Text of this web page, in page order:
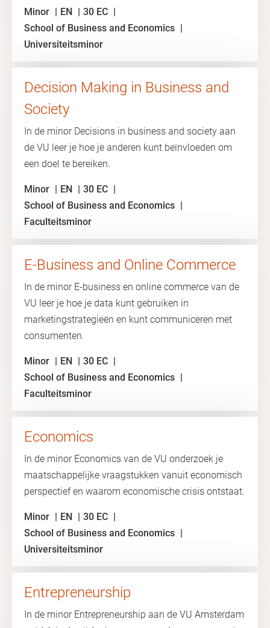
Minor EN
30 EC
School of Business and Economics
Universiteitsminor
Decision Making in Business and
Society
In de minor Decisions in business and society aan
de VU leer je hoe je anderen kunt beïnvloeden om
een ​​doel te bereiken.
Minor EN
30 EC
School of Business and Economics
Faculteitsminor
E-Business and Online Commerce
In de minor E-business en online commerce van de
VU leer je hoe je data kunt gebruiken in
marketingstrategieën en kunt communiceren met
consumenten.
Minor EN
30 EC
School of Business and Economics
Faculteitsminor
Economics
In de minor Economics van de VU onderzoek je
maatschappelijke vraagstukken vanuit economisch
perspectief en waarom economische crisis ontstaat.
Minor EN
30 EC
School of Business and Economics
Universiteitsminor
Entrepreneurship
In de minor Entrepreneurship aan de VU Amsterdam